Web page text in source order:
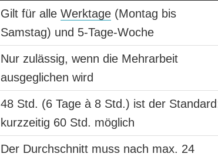
Gilt für alle Werktage(Montag bis
Samstag) und 5-Tage-Woche
Nur zulässig, wenn die Mehrarbeit
ausgeglichen wird
48 Std. (6 Tage à 8 Std.) ist der
kurzzeitig 60 Std. möglich
Der Durchschnitt muss nach max. 24